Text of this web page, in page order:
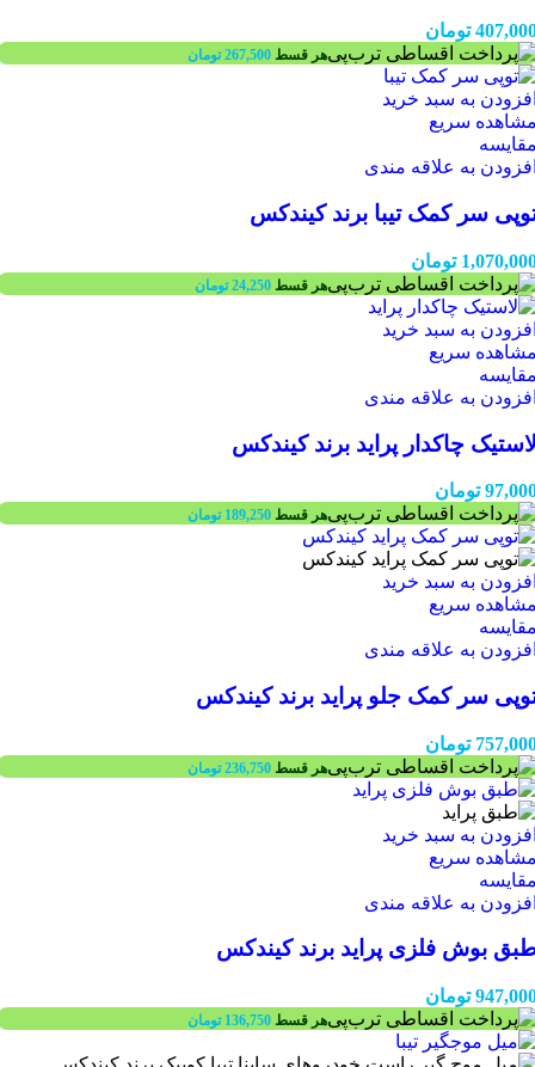
تومان
هر قسط 267,500 تومان
به سبد خرید
سریع
به علاقه مندی
سر کمک تیبا برند کیندکس
تومان
هر قسط 24,250 تومان
به سبد خرید
سریع
به علاقه مندی
چاکدار پراید برند کیندکس
تومان
هر قسط 189,250 تومان
به سبد خرید
سریع
به علاقه مندی
سر کمک جلو پراید برند کیندکس
تومان
هر قسط 236,750 تومان
به سبد خرید
سریع
به علاقه مندی
بوش فلزی پراید برند کیندکس
تومان
هر قسط 136,750 تومان